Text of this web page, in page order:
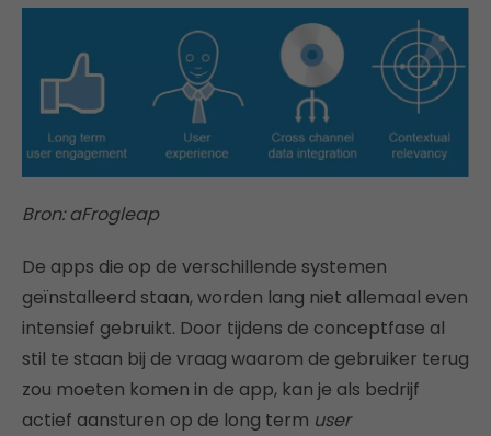
Bron: aFrogleap
De apps die op de verschillende systemen
geïnstalleerd staan, worden lang niet allemaal even
intensief gebruikt. Door tijdens de conceptfase al
stil te staan bij de vraag waarom de gebruiker terug
zou moeten komen in de app, kan je als bedrijf
actief aansturen op de long term user